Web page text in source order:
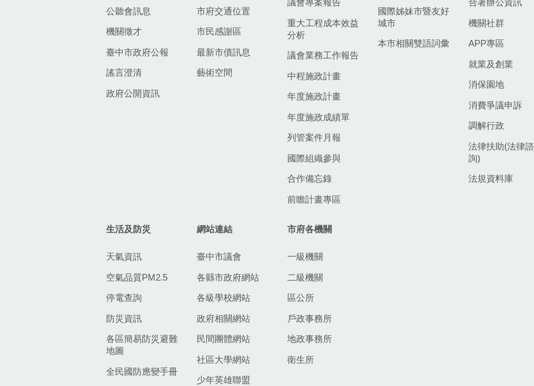
公聽會訊息
機關徵才
臺中市政府公報
謠言澄清
政府公開資訊
市府交通位置
市民感謝區
最新市債訊息
藝術空間
議會專案報告
重大工程成本效益
分析
議會業務工作報告
中程施政計畫
年度施政計畫
年度施政成績單
列管案件月報
國際組織參與
合作備忘錄
前瞻計畫專區
國際姊妹市暨友好
城市
本市相關雙語詞彙
合署辦公資訊
機關社群
APP專區
就業及創業
消保園地
消費爭議申訴
調解行政
法律扶助(法律諮
詢)
法規資料庫
生活及防災
天氣資訊
空氣品質PM2.5
停電查詢
防災資訊
各區簡易防災避難
地圖
全民國防應變手冊
網站連結
臺中市議會
各縣市政府網站
各級學校網站
政府相關網站
民間團體網站
社區大學網站
少年英雄聯盟
市府各機關
一級機關
二級機關
區公所
戶政事務所
地政事務所
衛生所